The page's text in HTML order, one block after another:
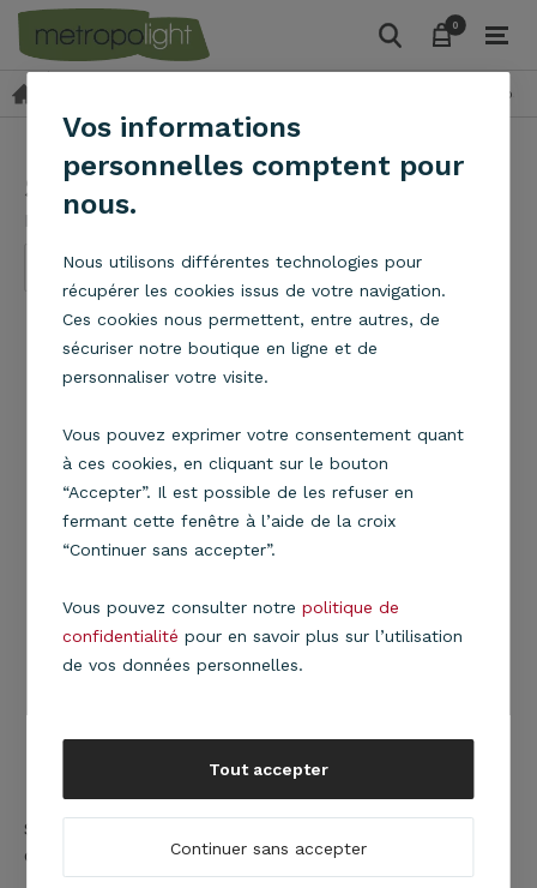
00
Suspension Natt Bosk
Suspension Natt Bosk
Metropolight
Suspension cylindre en tissu blanc avec bande
d'aspect bois gris.En savoir plus
Vos informations
personnelles comptent pour
nous.
Nous utilisons différentes technologies pour
récupérer les cookies issus de votre navigation.
Ces cookies nous permettent, entre autres, de
sécuriser notre boutique en ligne et de
personnaliser votre visite.
Vous pouvez exprimer votre consentement quant
à ces cookies, en cliquant sur le bouton
“Accepter”. Il est possible de les refuser en
fermant cette fenêtre à l’aide de la croix
“Continuer sans accepter”.
Vous pouvez consulter notrepolitique de
confidentialité pour en savoir plus sur l’utilisation
de vos données personnelles.
Continuer sans accepter
Tout accepter